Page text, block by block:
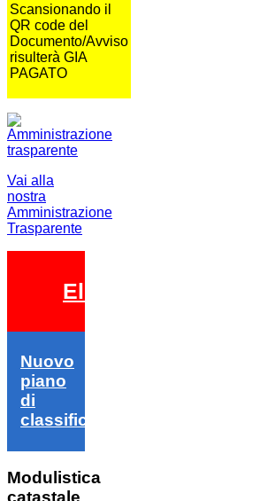
Scansionando il
QR code del
Documento/Avviso
risulterà GIA
PAGATO
Vai alla
nostra
Amministrazione
Trasparente
Elezioni 2026
Nuovo
piano
di
classifica
Modulistica
catastale